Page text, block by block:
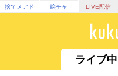
捨てメアド 絵チャ LIVE配信
ライブ中